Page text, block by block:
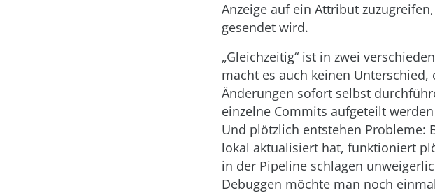
Anzeige auf ein Attribut
gesendet wird.
„Gleichzeitig“ ist in zwei
macht es auch keinen
Änderungen sofort selbst
einzelne Commits aufgeteilt
Und plötzlich entstehen Probleme:
lokal aktualisiert hat, funktioniert
in der Pipeline schlagen
Debuggen möchte man noch